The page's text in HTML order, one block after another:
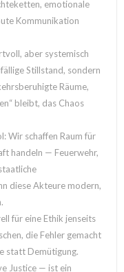
emotionale
Kommunikation
aber systemisch
Stillstand, sondern
Räume,
bleibt, das Chaos
Wir schaffen Raum für
handeln — Feuerwehr,
diese Akteure modern,
für eine Ethik jenseits
die Fehler gemacht
statt Demütigung.
Justice — ist ein